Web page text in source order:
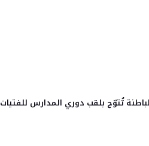
تُتوّج بلقب دوري المدارس للفتيات